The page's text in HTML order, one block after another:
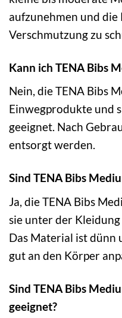
aufzunehmen und
Verschmutzung zu
Kann ich TENA Bibs
Nein, die TENA Bibs
Einwegprodukte und
geeignet. Nach
entsorgt werden.
Sind TENA Bibs
Ja, die TENA Bibs
sie unter der
Das Material ist dünn
gut an den Körper
Sind TENA Bibs
geeignet?